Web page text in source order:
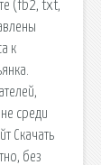
(fb2, txt,
к
среди
Cкачать
без